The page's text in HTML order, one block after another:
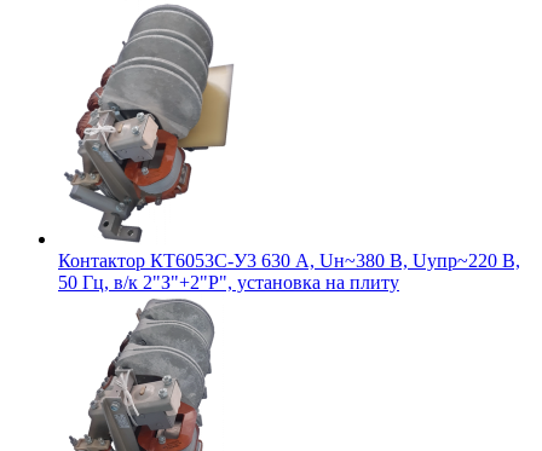
Контактор КТ6053С-У3 630 А, Uн~380 В, Uупр~220 В,
50 Гц, в/к 2"З"+2"Р", установка на плиту